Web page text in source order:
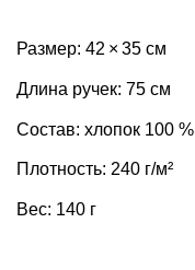
Размер: 42 × 35 см
Длина ручек: 75 см
Состав: хлопок 100 %
Плотность: 240 г/м²
Вес: 140 г